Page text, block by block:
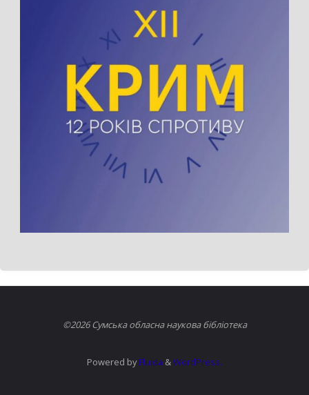
©2026 Сумська обласна наукова бібліотека
Powered byFluida &WordPress.